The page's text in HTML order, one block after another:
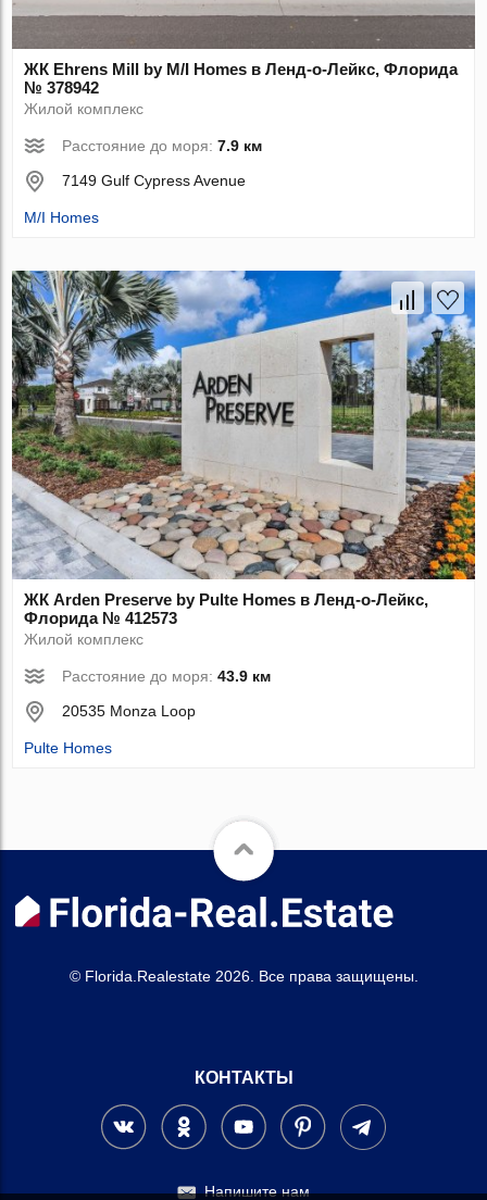
ЖК Ehrens Mill by M/I Homes в Ленд-о-Лейкс, Флорида
№ 378942
Жилой комплекс
Расстояние до моря:7.9 км
7149 Gulf Cypress Avenue
M/I Homes
ЖК Arden Preserve by Pulte Homes в Ленд-о-Лейкс,
Флорида № 412573
Жилой комплекс
Расстояние до моря:43.9 км
20535 Monza Loop
Pulte Homes
© Florida.Realestate 2026. Все права защищены.
КОНТАКТЫ
Напишите нам